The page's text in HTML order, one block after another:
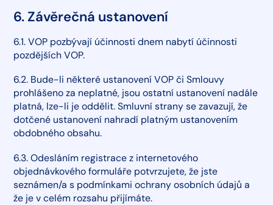
6. Závěrečná ustanovení
6.1. VOP pozbývají účinnosti dnem nabytí účinnosti
pozdějších VOP.
6.2. Bude-li některé ustanovení VOP či Smlouvy
prohlášeno za neplatné, jsou ostatní ustanovení nadále
platná, lze-li je oddělit. Smluvní strany se zavazují, že
dotčené ustanovení nahradí platným ustanovením
obdobného obsahu.
6.3. Odesláním registrace z internetového
objednávkového formuláře potvrzujete, že jste
seznámen/a s podmínkami ochrany osobních údajů a
že je v celém rozsahu přijímáte.